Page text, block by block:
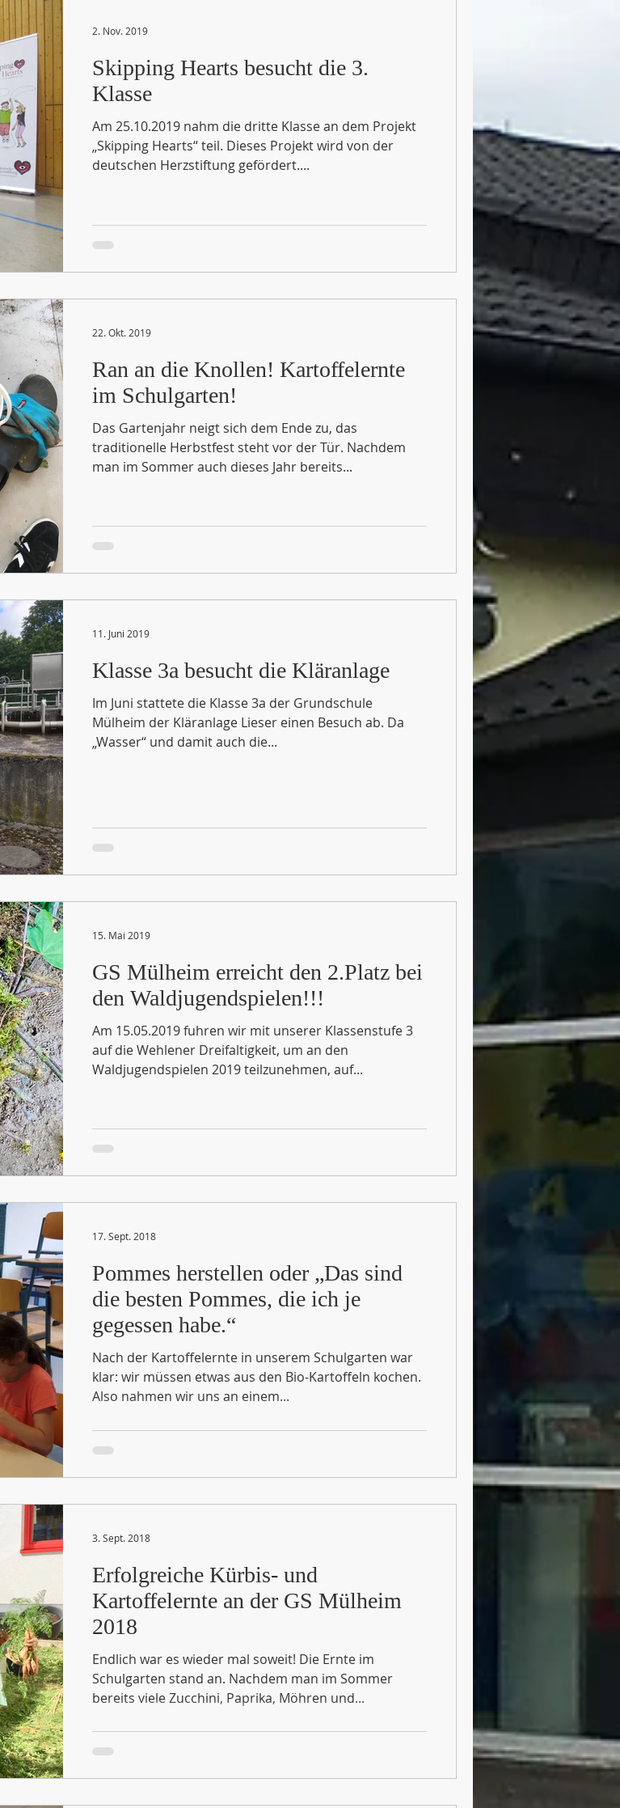
Skipping Hearts besucht die 3.
Klasse
Am 25.10.2019 nahm die dritte Klasse an dem Projekt
„Skipping Hearts“ teil. Dieses Projekt wird von der
deutschen Herzstiftung gefördert....
2. Nov. 2019
Ran an die Knollen! Kartoffelernte
im Schulgarten!
Das Gartenjahr neigt sich dem Ende zu, das
traditionelle Herbstfest steht vor der Tür. Nachdem
man im Sommer auch dieses Jahr bereits...
22. Okt. 2019
Klasse 3a besucht die Kläranlage
Im Juni stattete die Klasse 3a der Grundschule
Mülheim der Kläranlage Lieser einen Besuch ab. Da
„Wasser“ und damit auch die...
11. Juni 2019
GS Mülheim erreicht den 2.Platz bei
den Waldjugendspielen!!!
Am 15.05.2019 fuhren wir mit unserer Klassenstufe 3
auf die Wehlener Dreifaltigkeit, um an den
Waldjugendspielen 2019 teilzunehmen, auf...
15. Mai 2019
Pommes herstellen oder „Das sind
die besten Pommes, die ich je
gegessen habe.“
Nach der Kartoffelernte in unserem Schulgarten war
klar: wir müssen etwas aus den Bio-Kartoffeln kochen.
Also nahmen wir uns an einem...
17. Sept. 2018
Erfolgreiche Kürbis- und
Kartoffelernte an der GS Mülheim
2018
Endlich war es wieder mal soweit! Die Ernte im
Schulgarten stand an. Nachdem man im Sommer
bereits viele Zucchini, Paprika, Möhren und...
3. Sept. 2018